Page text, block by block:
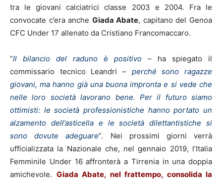
tra le giovani calciatrici classe 2003 e 2004. Fra le
convocate c’era anche Giada Abate, capitano del Genoa
CFC Under 17 allenato da Cristiano Francomaccaro.
“Il bilancio del raduno è positivo – ha spiegato il
commissario tecnico Leandri – perché sono ragazze
giovani, ma hanno già una buona impronta e si vede che
nelle loro società lavorano bene. Per il futuro siamo
ottimisti: le società professionistiche hanno portato un
alzamento dell’asticella e le società dilettantistiche si
sono dovute adeguare”. Nei prossimi giorni verrà
ufficializzata la Nazionale che, nel gennaio 2019, l’Italia
Femminile Under 16 affronterà a Tirrenia in una doppia
amichevole. Giada Abate, nel frattempo, consolida la